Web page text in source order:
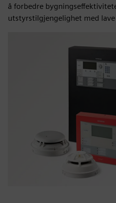
å forbedre
utstyrstilgjengelighet med